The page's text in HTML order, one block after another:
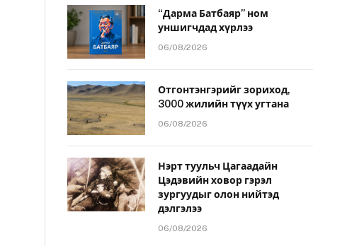
“Дарма Батбаяр” ном
уншигчдад хүрлээ
06/08/2026
Отгонтэнгэрийг зориход,
3000 жилийн түүх угтана
06/08/2026
Нэрт туульч Цагаадайн
Цэдэвийн ховор гэрэл
зургуудыг олон нийтэд
дэлгэлээ
06/08/2026